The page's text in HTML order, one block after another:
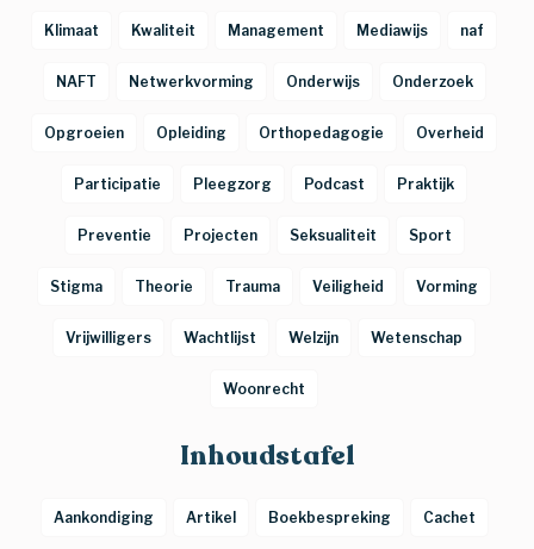
Inhoudstafel
Aankondiging Artikel Boekbespreking Cachet
Klimaat Kwaliteit Management Mediawijs naf
NAFT Netwerkvorming Onderwijs Onderzoek
Opgroeien Opleiding Orthopedagogie Overheid
Participatie Pleegzorg Podcast Praktijk
Preventie Projecten Seksualiteit Sport
Stigma Theorie Trauma Veiligheid Vorming
Vrijwilligers Wachtlijst Welzijn Wetenschap
Woonrecht